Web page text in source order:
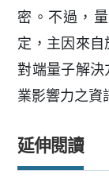
密。不過，
定，主因來
對端量子解決
業影響力之資
延伸閱讀